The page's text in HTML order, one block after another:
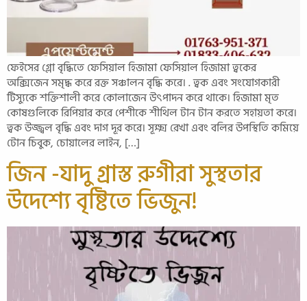
ফেইসের গ্লো বৃদ্ধিতে ফেসিয়াল হিজামা ফেসিয়াল হিজামা ত্বকের
অক্সিজেন সমৃদ্ধ করে রক্ত ​​সঞ্চালন বৃদ্ধি করে। . ত্বক এবং সংযোগকারী
টিস্যুকে শক্তিশালী করে কোলাজেন উৎপাদন করে থাকে। হিজামা মৃত
কোষগুলিকে রিপিয়ার করে পেশীকে শীথিল টান টান করতে সহায়তা করে।
ত্বক উজ্জ্বল বৃদ্ধি এবং দাগ দূর করে। সূক্ষ্ম রেখা এবং বলির উপস্থিতি কমিয়ে
টোন চিবুক, চোয়ালের লাইন, […]
জিন -যাদু গ্রাস্ত রুগীরা সুস্থতার
উদেশ‍্যে বৃষ্টিতে ভিজুন!